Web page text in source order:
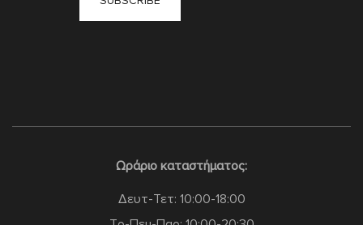
Ωράριο καταστήματος:
Δευτ-Τετ: 10:00-18:00